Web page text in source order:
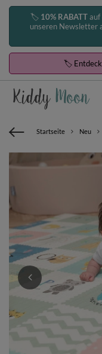
🏷️ 10% RABATT
unseren Newsletter
🏷️
Startseite Neu